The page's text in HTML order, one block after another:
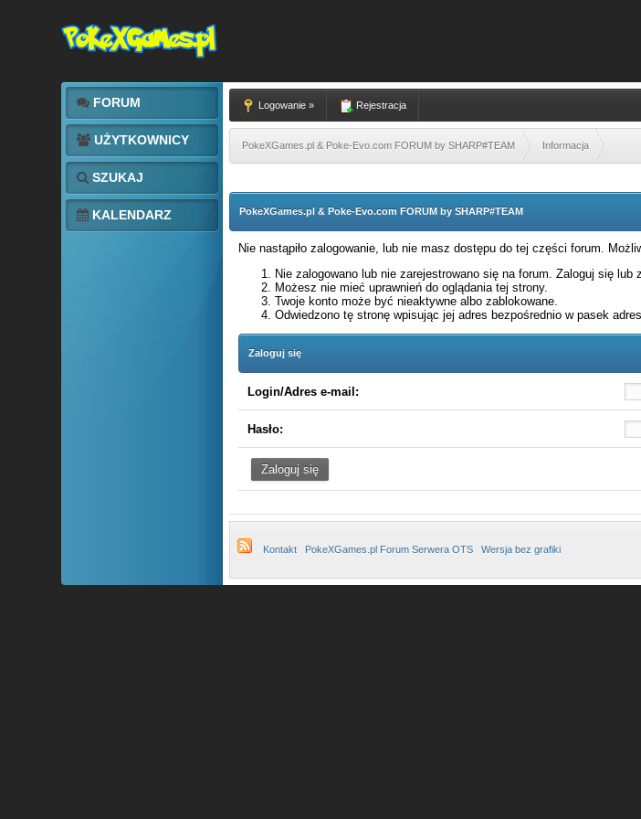
FORUM
UŻYTKOWNICY
SZUKAJ
KALENDARZ
Logowanie » Rejestracja
PokeXGames.pl & Poke-Evo.com FORUM by SHARP#TEAM Informacja
PokeXGames.pl & Poke-Evo.com FORUM by SHARP#TEAM
Nie nastąpiło zalogowanie, lub nie masz dostępu do tej części forum.
Nie zalogowano lub nie zarejestrowano się na forum. Zaloguj się lub
Możesz nie mieć uprawnień do oglądania tej strony.
Twoje konto może być nieaktywne albo zablokowane.
Odwiedzono tę stronę wpisując jej adres bezpośrednio w pasek
Zaloguj się
Login/Adres e-mail:
Hasło:
Kontakt PokeXGames.pl Forum Serwera OTS Wersja bez grafiki